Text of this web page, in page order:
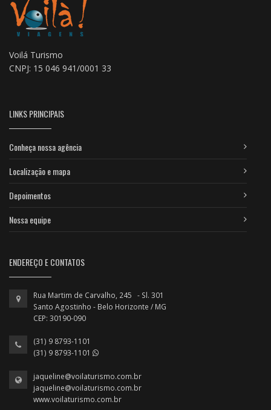
Voilá Turismo
CNPJ: 15 046 941/0001 33
LINKS PRINCIPAIS
Conheça nossa agência
Localização e mapa
Depoimentos
Nossa equipe
ENDEREÇO E CONTATOS
Rua Martim de Carvalho, 245 - Sl. 301
Santo Agostinho - Belo Horizonte / MG
CEP: 30190-090
(31) 9 8793-1101
(31) 9 8793-1101
jaqueline@voilaturismo.com.br
jaqueline@voilaturismo.com.br
www.voilaturismo.com.br